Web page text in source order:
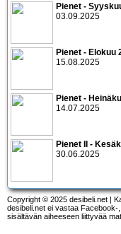
Pienet -
03.09.2025
Pienet - Elokuu
15.08.2025
Pienet -
14.07.2025
Pienet II -
30.06.2025
Copyright © 2025 desibeli.net |
desibeli.net ei vastaa Facebook-
sisältävän aiheeseen liittyvää